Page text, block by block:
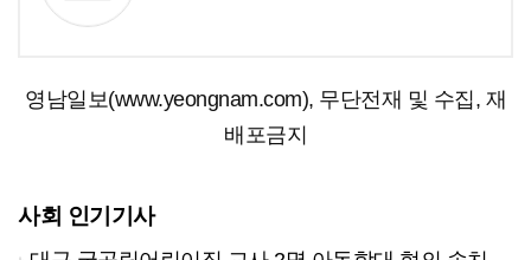
영남일보(www.yeongnam.com), 무단전재 및 수집, 재
배포금지
사회 인기기사